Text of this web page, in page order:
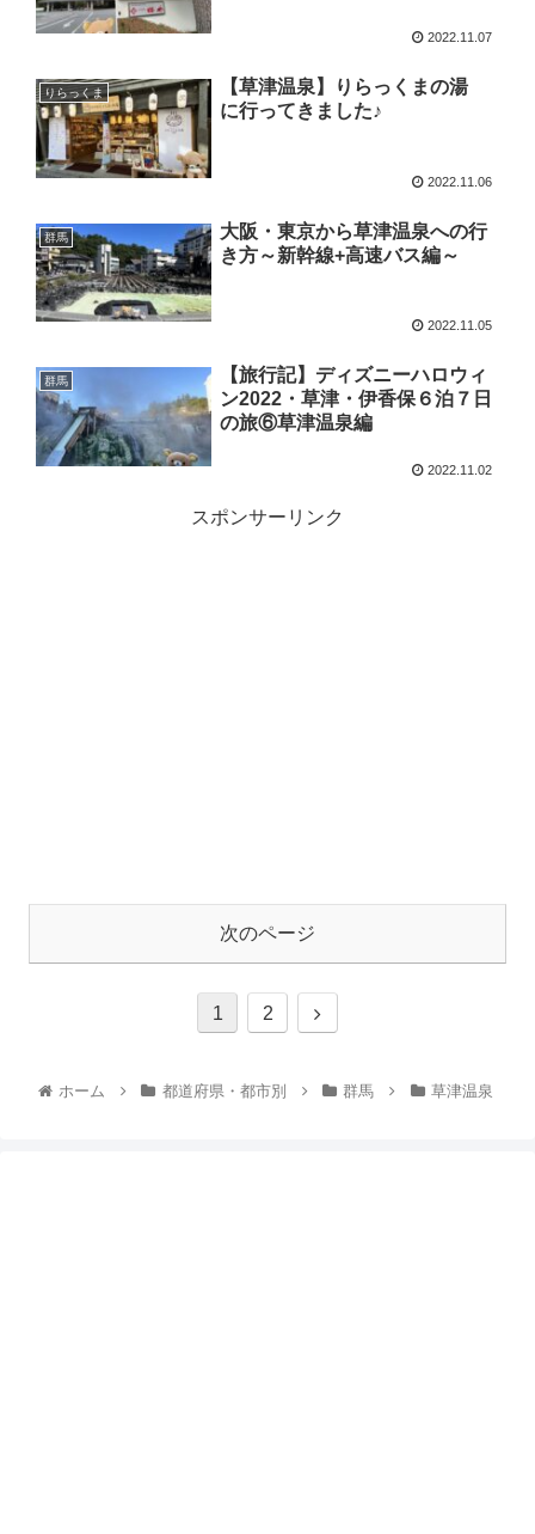
2022.11.07
りらっくま
【草津温泉】りらっくまの湯
に行ってきました♪
2022.11.06
群馬
大阪・東京から草津温泉への行
き方～新幹線+高速バス編～
2022.11.05
群馬
【旅行記】ディズニーハロウィ
ン2022・草津・伊香保６泊７日
の旅⑥草津温泉編
2022.11.02
スポンサーリンク
次のページ
1 2
ホーム 都道府県・都市別 群馬 草津温泉